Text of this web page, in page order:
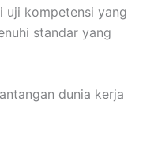
uji kompetensi yang
standar yang
dunia kerja